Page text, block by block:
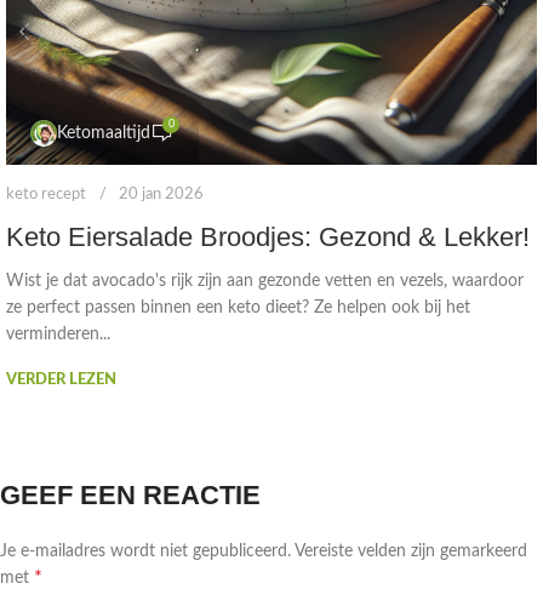
Ketomaaltijd
0
keto recept 20 jan 2026
Keto Eiersalade Broodjes: Gezond & Lekker!
Wist je dat avocado's rijk zijn aan gezonde vetten en vezels, waardoor
ze perfect passen binnen een keto dieet? Ze helpen ook bij het
verminderen...
VERDER LEZEN
GEEF EEN REACTIE
Je e-mailadres wordt niet gepubliceerd. Vereiste velden zijn gemarkeerd
met *